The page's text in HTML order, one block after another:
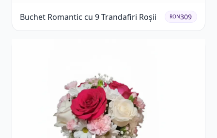
Buchet Romantic cu 9 Trandafiri Roșii RON309